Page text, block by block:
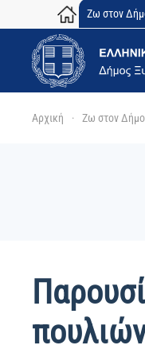
Skip to main content
Ζω στον
Αρχική Ζω στον Δήμο